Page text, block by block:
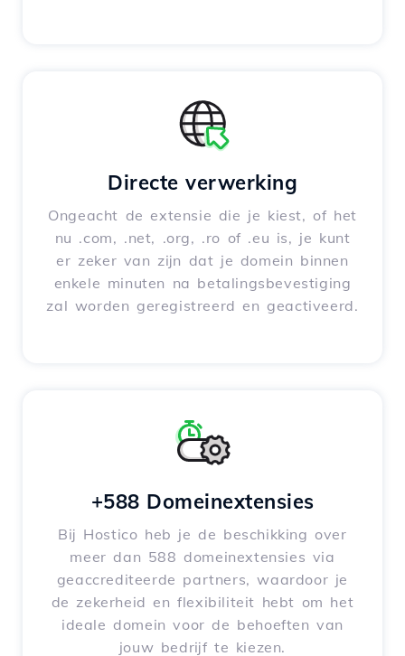
Directe verwerking
Ongeacht de extensie die je kiest, of het
nu .com, .net, .org, .ro of .eu is, je kunt
er zeker van zijn dat je domein binnen
enkele minuten na betalingsbevestiging
zal worden geregistreerd en geactiveerd.
+588 Domeinextensies
Bij Hostico heb je de beschikking over
meer dan 588 domeinextensies via
geaccrediteerde partners, waardoor je
de zekerheid en flexibiliteit hebt om het
ideale domein voor de behoeften van
jouw bedrijf te kiezen.